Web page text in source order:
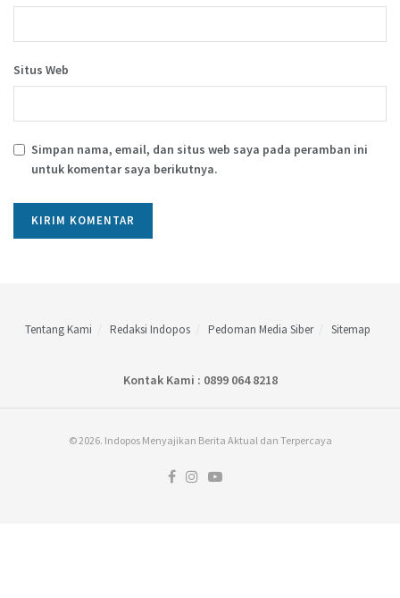
Situs Web
Simpan nama, email, dan situs web saya pada peramban ini
untuk komentar saya berikutnya.
Tentang Kami Redaksi Indopos Pedoman Media Siber Sitemap
Kontak Kami : 0899 064 8218
© 2026. Indopos Menyajikan Berita Aktual dan Terpercaya